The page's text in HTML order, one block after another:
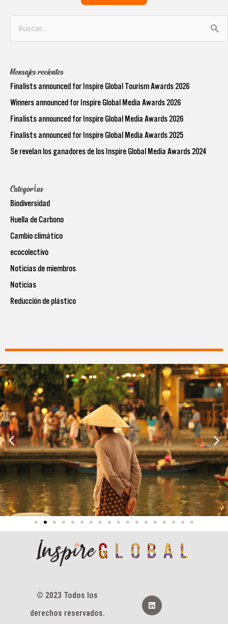
Buscar
Mensajes recientes
Finalists announced for Inspire Global Tourism Awards 2026
Winners announced for Inspire Global Media Awards 2026
Finalists announced for Inspire Global Media Awards 2026
Finalists announced for Inspire Global Media Awards 2025
Se revelan los ganadores de los Inspire Global Media Awards 2024
Categorías
Biodiversidad
Huella de Carbono
Cambio climático
ecocolectivo
Noticias de miembros
Noticias
Reducción de plástico
© 2023 Todos los
derechos reservados.
L
i
n